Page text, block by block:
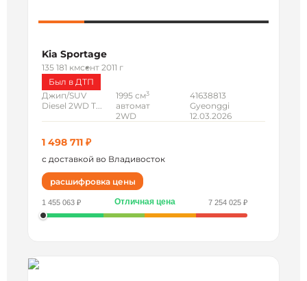
Kia Sportage
135 181 кмсент 2011 г
Был в ДТП
Джип/SUV
Diesel 2WD T...
1995 см3
автомат
2WD
41638813
Gyeonggi
12.03.2026
1 498 711 ₽
с доставкой во Владивосток
расшифровка цены
1 455 063 ₽ Отличная цена 7 254 025 ₽